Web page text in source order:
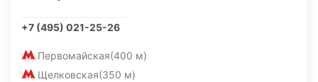
+7 (495) 021-25-26
Первомайская(400 м)
Щелковская(350 м)